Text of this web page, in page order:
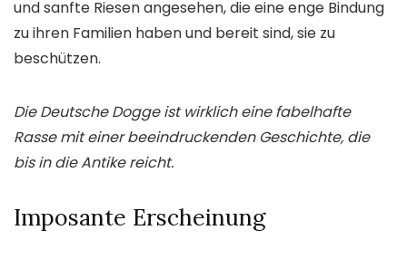
und sanfte Riesen angesehen, die eine enge Bindung
zu ihren Familien haben und bereit sind, sie zu
beschützen.
Die Deutsche Dogge ist wirklich eine fabelhafte
Rasse mit einer beeindruckenden Geschichte, die
bis in die Antike reicht.
Imposante Erscheinung